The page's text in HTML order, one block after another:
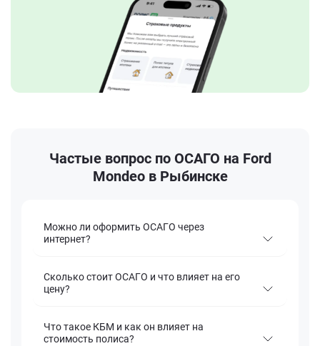
Частые вопрос по ОСАГО на Ford
Mondeo в Рыбинске
Можно ли оформить ОСАГО через
интернет?
Сколько стоит ОСАГО и что влияет на его
цену?
Что такое КБМ и как он влияет на
стоимость полиса?